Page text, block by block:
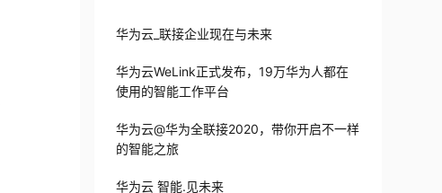
华为云_联接企业现在与未来
华为云WeLink正式发布，19万华为人都在
使用的智能工作平台
华为云@华为全联接2020，带你开启不一样
的智能之旅
华为云 智能.见未来